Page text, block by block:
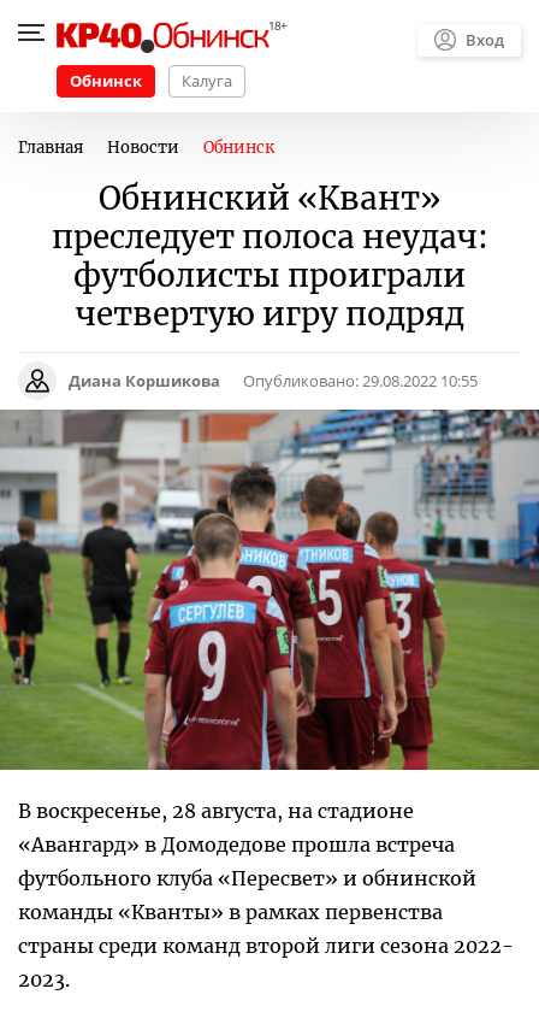
Обнинск Калуга
Вход
Главная Новости Обнинск
Обнинский «Квант»
преследует полоса неудач:
футболисты проиграли
четвертую игру подряд
Диана Коршикова Опубликовано:29.08.2022 10:55
В воскресенье, 28 августа, на стадионе
«Авангард» в Домодедове прошла встреча
футбольного клуба «Пересвет» и обнинской
команды «Кванты» в рамках первенства
страны среди команд второй лиги сезона 2022-
2023.